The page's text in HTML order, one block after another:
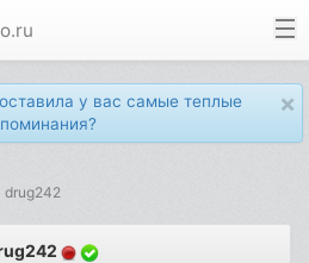
×
у вас самые теплые
drug242